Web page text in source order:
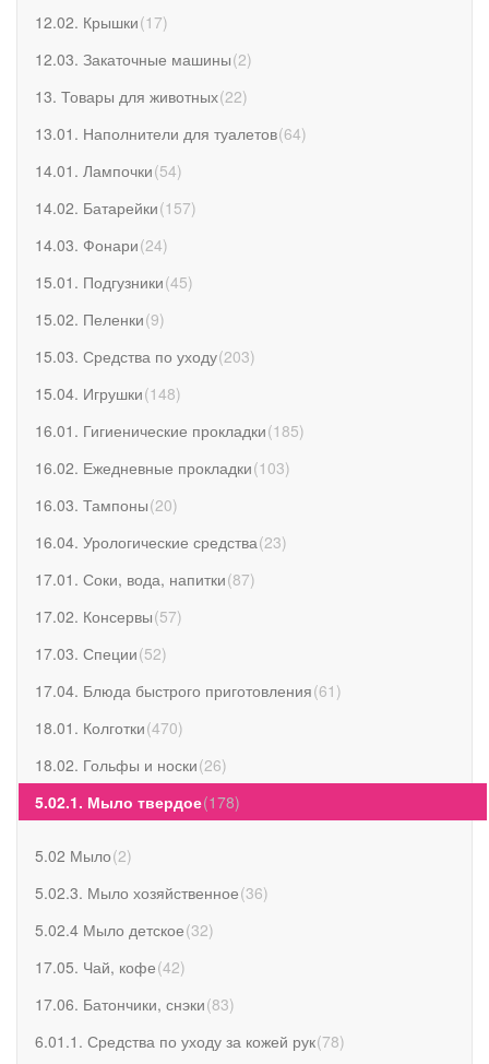
12.02. Крышки(17)
12.03. Закаточные машины(2)
13. Товары для животных(22)
13.01. Наполнители для туалетов(64)
14.01. Лампочки(54)
14.02. Батарейки(157)
14.03. Фонари(24)
15.01. Подгузники(45)
15.02. Пеленки(9)
15.03. Средства по уходу(203)
15.04. Игрушки(148)
16.01. Гигиенические прокладки(185)
16.02. Ежедневные прокладки(103)
16.03. Тампоны(20)
16.04. Урологические средства(23)
17.01. Соки, вода, напитки(87)
17.02. Консервы(57)
17.03. Специи(52)
17.04. Блюда быстрого приготовления(61 )
18.01. Колготки(470)
18.02. Гольфы и носки(26)
5.02.1. Мыло твердое(178)
5.02 Мыло(2)
5.02.3. Мыло хозяйственное(36)
5.02.4 Мыло детское(32)
17.05. Чай, кофе(42)
17.06. Батончики, снэки(83)
6.01.1. Средства по уходу за кожей рук(78)